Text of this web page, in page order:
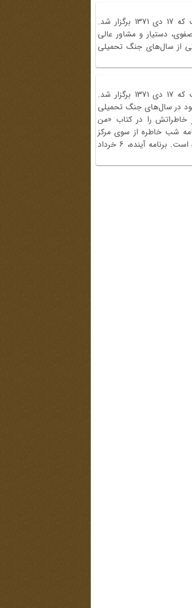
این فیلم مربوط به دومین «شب خاطره» است که 17 دی 1371 برگزار شد.
دستیار و مشاور عالی
از سال‌های جنگ تحمیلی
این فیلم مربوط به دومین «شب خاطره» است که 17 دی 1371 برگزار شد.
در سال‌های جنگ تحمیلی
خاطراتش را در کتاب «من
به چاپ رسانده است. تاکنون 267 برنامه شب خاطره از سوی مرکز
مطالعات و تحقیقات فرهنگ و ادب پایداری حوزه هنری برگزار شده است. برنامه آینده، 6 خرداد